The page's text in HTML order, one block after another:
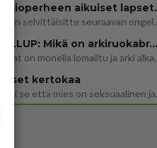
Miten selvittäisitte seuraavan
GALLUP: Mikä on arkiruokabravuurisi?
Lomat on monella lomailtu
Naiset kertokaa
Miksi se että